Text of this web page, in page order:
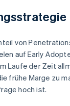
von
auf Early
Laufe der Zeit
frühe Marge zu
hoch ist.